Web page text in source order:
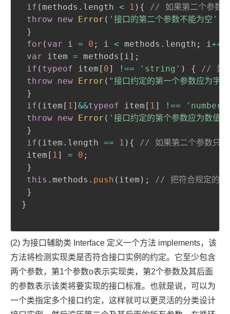
if ( methods . length < 1 ) {
// 如果第二个参数的
throw new Error ( '接口的第二个参数不能为空'
}
for ( var i = 0 ; i < methods . length ; i++
var item = methods [ i] ;
if ( typeof item [ 0] !== 'string' ) {
// 如果
throw new Error ( "接口约定的第一个参数应为字
}
if ( item [ 1] &&typeof item [ 1] !== 'number'
throw new Error ( '接口约定的第个参数应为数值'
}
if ( item . length == 1 ) {
// 如果第二个参数只有
item [ 1] = 0 ;
}
this . methods . push ( item ) ;
// 把符合规定的方
}
}
(2) 为接口辅助类 Interface 定义一个方法 implements，该
方法将检测实现类是否符合接口实例的约定。它至少包含
两个参数，第1个参数o表示实现类，第2个参数及其后面
的参数表示该类将要实现的接口标准。也就是说，可以为
一个类指定多个接口约定，这样就可以更灵活的分类设计